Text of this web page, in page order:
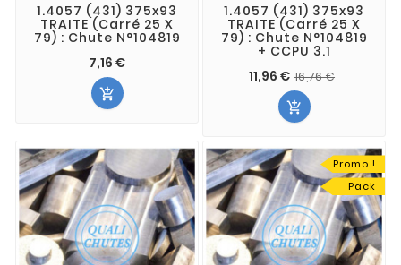
1.4057 (431) 375x93
TRAITE (Carré 25 X
79) : Chute N°104819
7,16 €

1.4057 (431) 375x93
TRAITE (Carré 25 X
79) : Chute N°104819
+ CCPU 3.1
11,96 € 16,76 €

Promo !
Pack